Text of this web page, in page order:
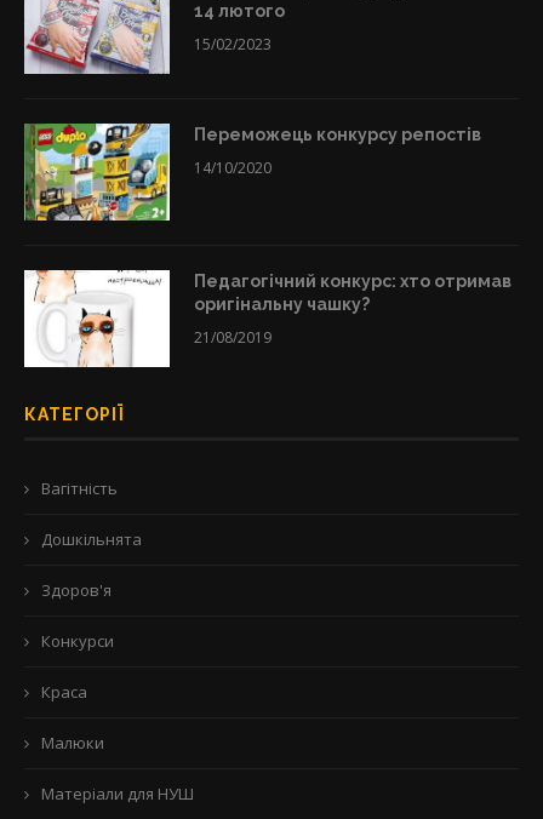
14 лютого
15/02/2023
Переможець конкурсу репостів
14/10/2020
Педагогічний конкурс: хто отримав
оригінальну чашку?
21/08/2019
КАТЕГОРІЇ
Вагітність
Дошкільнята
Здоров'я
Конкурси
Краса
Малюки
Матеріали для НУШ